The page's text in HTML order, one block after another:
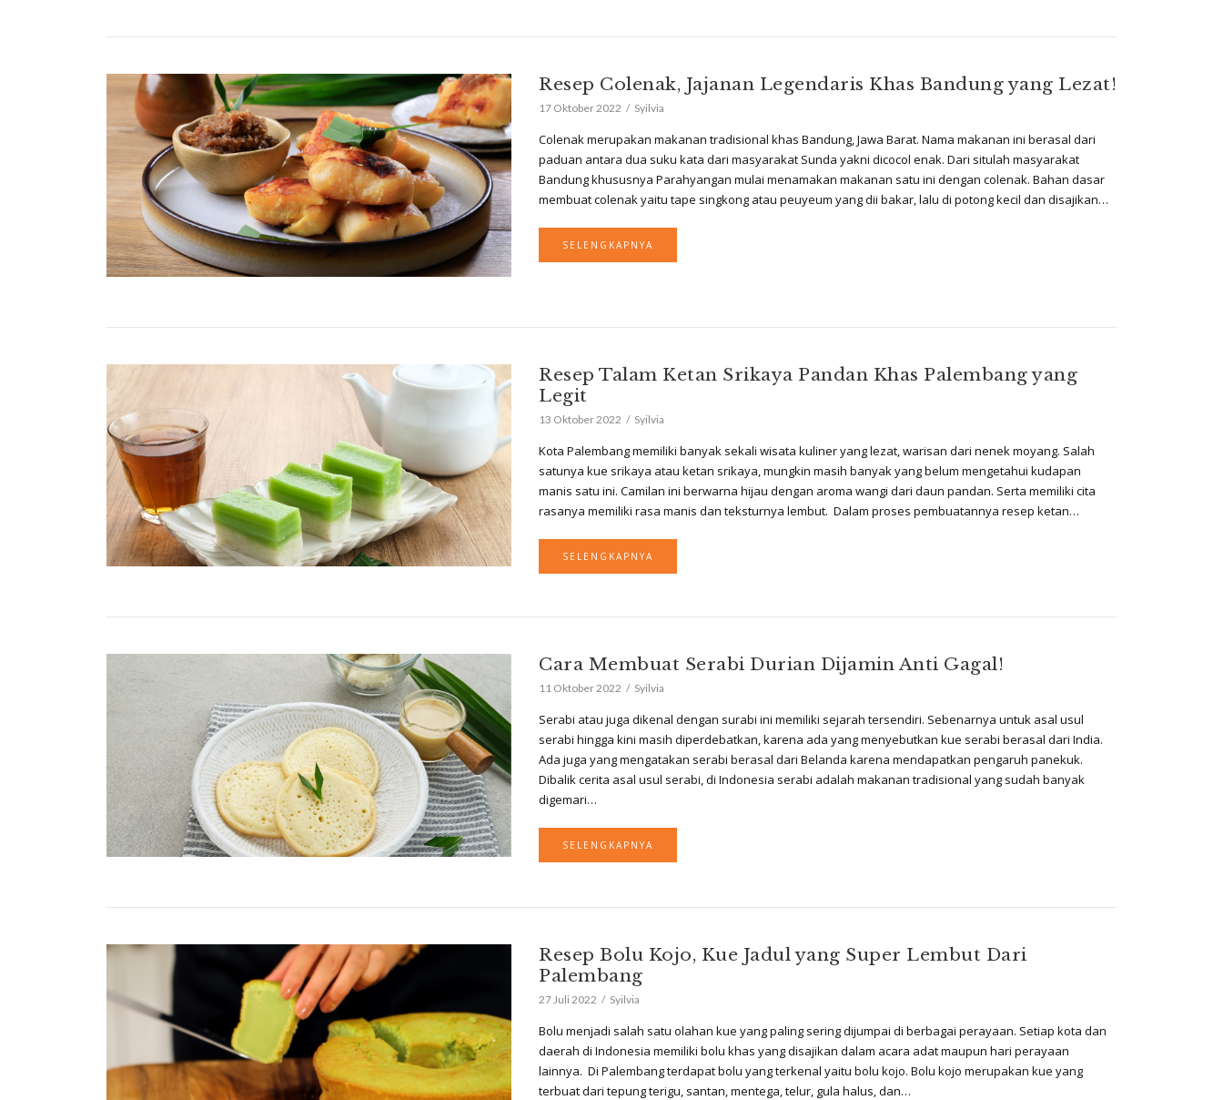
Resep Colenak, Jajanan Legendaris Khas Bandung yang Lezat!
17 Oktober 2022 Syilvia
Colenak merupakan makanan tradisional khas Bandung, Jawa Barat. Nama makanan ini berasal dari
paduan antara dua suku kata dari masyarakat Sunda yakni dicocol enak. Dari situlah masyarakat
Bandung khususnya Parahyangan mulai menamakan makanan satu ini dengan colenak. Bahan dasar
membuat colenak yaitu tape singkong atau peuyeum yang dii bakar, lalu di potong kecil dan disajikan…
SELENGKAPNYA
Resep Talam Ketan Srikaya Pandan Khas Palembang yang
Legit
13 Oktober 2022 Syilvia
Kota Palembang memiliki banyak sekali wisata kuliner yang lezat, warisan dari nenek moyang. Salah
satunya kue srikaya atau ketan srikaya, mungkin masih banyak yang belum mengetahui kudapan
manis satu ini. Camilan ini berwarna hijau dengan aroma wangi dari daun pandan. Serta memiliki cita
rasanya memiliki rasa manis dan teksturnya lembut. Dalam proses pembuatannya resep ketan…
SELENGKAPNYA
Cara Membuat Serabi Durian Dijamin Anti Gagal!
11 Oktober 2022 Syilvia
Serabi atau juga dikenal dengan surabi ini memiliki sejarah tersendiri. Sebenarnya untuk asal usul
serabi hingga kini masih diperdebatkan, karena ada yang menyebutkan kue serabi berasal dari India.
Ada juga yang mengatakan serabi berasal dari Belanda karena mendapatkan pengaruh panekuk.
Dibalik cerita asal usul serabi, di Indonesia serabi adalah makanan tradisional yang sudah banyak
digemari…
SELENGKAPNYA
Resep Bolu Kojo, Kue Jadul yang Super Lembut Dari
Palembang
27 Juli 2022 Syilvia
Bolu menjadi salah satu olahan kue yang paling sering dijumpai di berbagai perayaan. Setiap kota dan
daerah di Indonesia memiliki bolu khas yang disajikan dalam acara adat maupun hari perayaan
lainnya. Di Palembang terdapat bolu yang terkenal yaitu bolu kojo. Bolu kojo merupakan kue yang
terbuat dari tepung terigu, santan, mentega, telur, gula halus, dan…